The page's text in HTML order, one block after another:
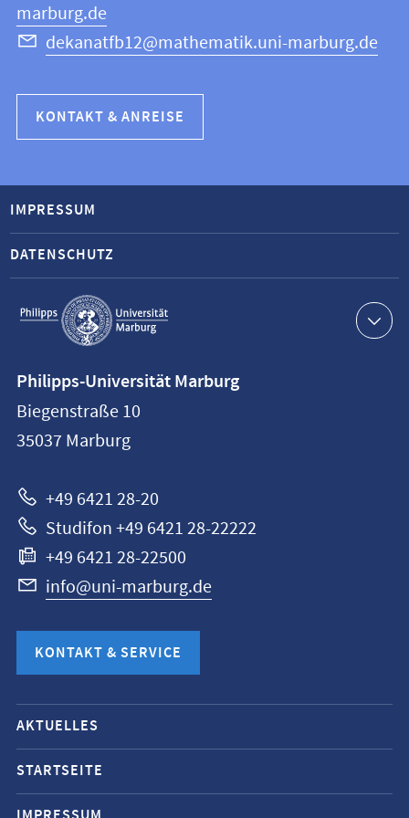
marburg.de
dekanatfb12@mathematik.uni-marburg.de
KONTAKT & ANREISE
Service-
Navigation
IMPRESSUM
DATENSCHUTZ
Philipps-
Universität
Marburg
Philipps-Universität Marburg
Biegenstraße 10
35037 Marburg
+49 6421 28-20
Studifon +49 6421 28-22222
+49 6421 28-22500
info@uni-marburg.de
KONTAKT & SERVICE
Mobile-
Service-
Navigation
und
AKTUELLES
STARTSEITE